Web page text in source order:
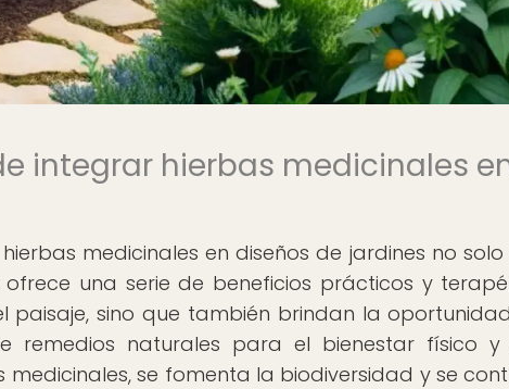
integrar hierbas medicinales
medicinales en diseños de jardines no
una serie de beneficios prácticos y
paisaje, sino que también brindan la
remedios naturales para el bienestar físico y
medicinales, se fomenta la biodiversidad y se